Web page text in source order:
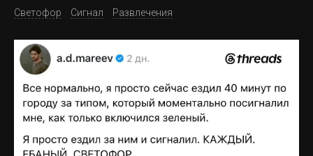
Светофор
Сигнал Развлечения